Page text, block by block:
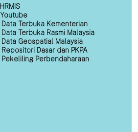
HRMIS
Youtube
Data Terbuka Kementerian
Data Terbuka Rasmi Malaysia
Data Geospatial Malaysia
Repositori Dasar dan PKPA
Pekeliling Perbendaharaan